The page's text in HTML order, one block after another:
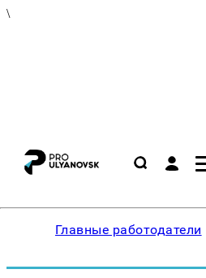
\
Главные работодатели